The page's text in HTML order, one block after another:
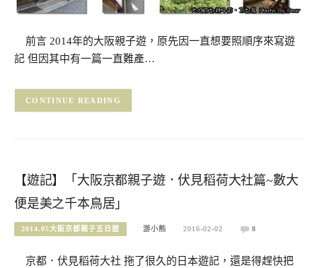
前言 2014年的大阪親子遊，原先因一直想要照順序來寫遊
記 但因其中有一篇一直難產…
CONTINUE READING
【遊記】「大阪京都親子遊．伏見稻荷大社篇~數大
便是美之千本鳥居」
2014.05大阪京都親子五日遊 游小熊 2016-02-02 8
京都．伏見稻荷大社 拖了很久的日本遊記，還是得趕快把